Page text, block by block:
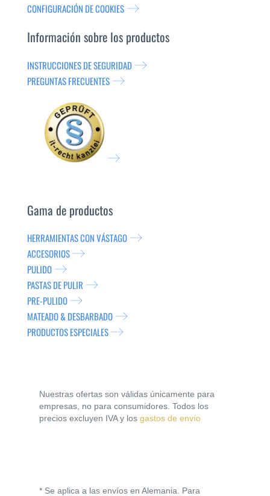
CONFIGURACIÓN DE COOKIES
Información sobre los productos
INSTRUCCIONES DE SEGURIDAD
PREGUNTAS FRECUENTES
Gama de productos
HERRAMIENTAS CON VÁSTAGO
ACCESORIOS
PULIDO
PASTAS DE PULIR
PRE-PULIDO
MATEADO & DESBARBADO
PRODUCTOS ESPECIALES
Nuestras ofertas son válidas únicamente para
empresas, no para consumidores. Todos los
precios excluyen IVA y los gastos de envío
* Se aplica a las envíos en Alemania. Para